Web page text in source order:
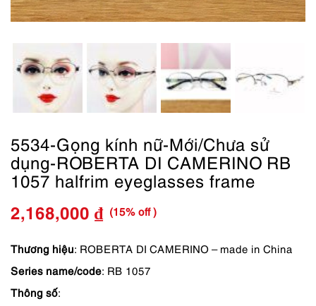
5534-Gọng kính nữ-Mới/Chưa sử
dụng-ROBERTA DI CAMERINO RB
1057 halfrim eyeglasses frame
Giá
gốc
là:
2,168,000 ₫
Giá
hiện
tại
(15% off )
Thương hiệu: ROBERTA DI CAMERINO – made in China
Series name/code: RB 1057
Thông số: